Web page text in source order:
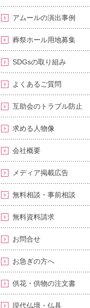
アムールの演出事例
葬祭ホール用地募集
SDGsの取り組み
よくあるご質問
互助会のトラブル防止
求める人物像
会社概要
メディア掲載広告
無料相談・事前相談
無料資料請求
お問合せ
お急ぎの方へ
供花・供物の注文書
現代仏壇・仏具